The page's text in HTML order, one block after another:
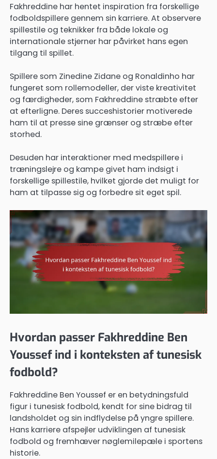
Fakhreddine har hentet inspiration fra forskellige
fodboldspillere gennem sin karriere. At observere
spillestile og teknikker fra både lokale og
internationale stjerner har påvirket hans egen
tilgang til spillet.
Spillere som Zinedine Zidane og Ronaldinho har
fungeret som rollemodeller, der viste kreativitet
og færdigheder, som Fakhreddine stræbte efter
at efterligne. Deres succeshistorier motiverede
ham til at presse sine grænser og stræbe efter
storhed.
Desuden har interaktioner med medspillere i
træningslejre og kampe givet ham indsigt i
forskellige spillestile, hvilket gjorde det muligt for
ham at tilpasse sig og forbedre sit eget spil.
Hvordan passer Fakhreddine Ben
Youssef ind i konteksten af tunesisk
fodbold?
Fakhreddine Ben Youssef er en betydningsfuld
figur i tunesisk fodbold, kendt for sine bidrag til
landsholdet og sin indflydelse på yngre spillere.
Hans karriere afspejler udviklingen af tunesisk
fodbold og fremhæver nøglemilepæle i sportens
historie.